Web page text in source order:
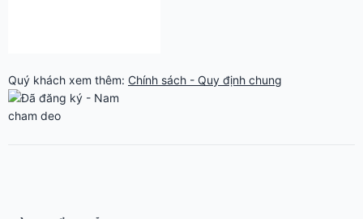
SẢN PHẨM MẪU